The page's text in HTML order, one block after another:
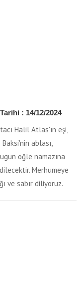
: 14/12/2024
Halil Atlas'ın eşi,
ablası,
öğle namazına
Merhumeye
ve sabır diliyoruz.